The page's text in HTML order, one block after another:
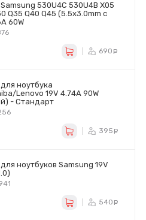
530U4C 530U4B X05
Q35 Q40 Q45 (5.5x3.0mm с
60W
690
ноутбука
Lenovo 19V 4.74A 90W
- Стандарт
395
ноутбуков Samsung 19V
540